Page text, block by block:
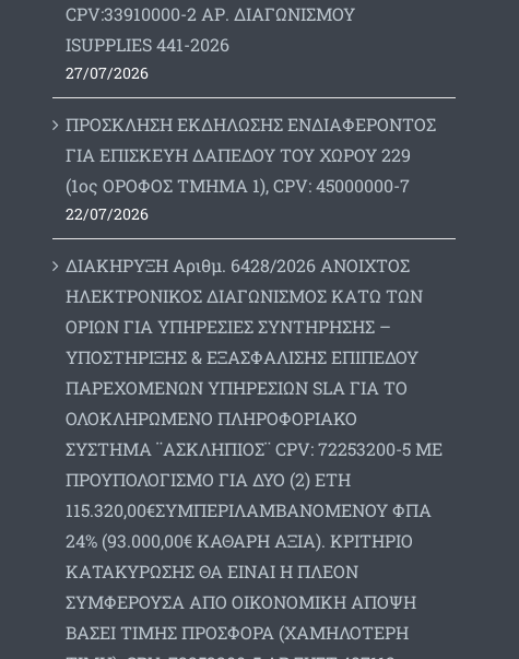
CPV:33910000-2 ΑΡ. ΔΙΑΓΩΝΙΣΜΟΥ
ΙSUPPLIES 441-2026
27/07/2026
ΠΡΟΣΚΛΗΣΗ ΕΚΔΗΛΩΣΗΣ ΕΝΔΙΑΦΕΡΟΝΤΟΣ
ΓΙΑ ΕΠΙΣΚΕΥΗ ΔΑΠΕΔΟΥ ΤΟΥ ΧΩΡΟΥ 229
(1ος ΟΡΟΦΟΣ ΤΜΗΜΑ 1), CPV: 45000000-7
22/07/2026
ΔΙΑΚΗΡΥΞΗ Αριθμ. 6428/2026 ΑΝΟΙΧΤΟΣ
ΗΛΕΚΤΡΟΝΙΚΟΣ ΔΙΑΓΩΝΙΣΜΟΣ ΚΑΤΩ ΤΩΝ
ΟΡΙΩΝ ΓΙΑ ΥΠΗΡΕΣΙΕΣ ΣΥΝΤΗΡΗΣΗΣ –
ΥΠΟΣΤΗΡΙΞΗΣ & ΕΞΑΣΦΑΛΙΣΗΣ ΕΠΙΠΕΔΟΥ
ΠΑΡΕΧΟΜΕΝΩΝ ΥΠΗΡΕΣΙΩΝ SLA ΓΙΑ ΤΟ
ΟΛΟΚΛΗΡΩΜΕΝΟ ΠΛΗΡΟΦΟΡΙΑΚΟ
ΣΥΣΤΗΜΑ ¨ΑΣΚΛΗΠΙΟΣ¨ CPV: 72253200-5 ΜΕ
ΠΡΟΥΠΟΛΟΓΙΣΜΟ ΓΙΑ ΔΥΟ (2) ΕΤΗ
115.320,00€ΣΥΜΠΕΡΙΛΑΜΒΑΝΟΜΕΝΟΥ ΦΠΑ
24% (93.000,00€ ΚΑΘΑΡΗ ΑΞΙΑ). ΚΡΙΤΗΡΙΟ
ΚΑΤΑΚΥΡΩΣΗΣ ΘΑ ΕΙΝΑΙ Η ΠΛΕΟΝ
ΣΥΜΦΕΡΟΥΣΑ ΑΠΟ ΟΙΚΟΝΟΜΙΚΗ ΑΠΟΨΗ
ΒΑΣΕΙ ΤΙΜΗΣ ΠΡΟΣΦΟΡΑ (ΧΑΜΗΛΟΤΕΡΗ